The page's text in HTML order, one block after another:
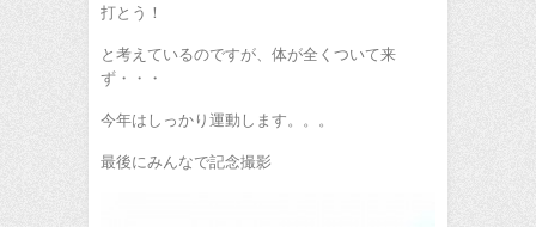
打とう！
と考えているのですが、体が全くついて来
ず・・・
今年はしっかり運動します。。。
最後にみんなで記念撮影